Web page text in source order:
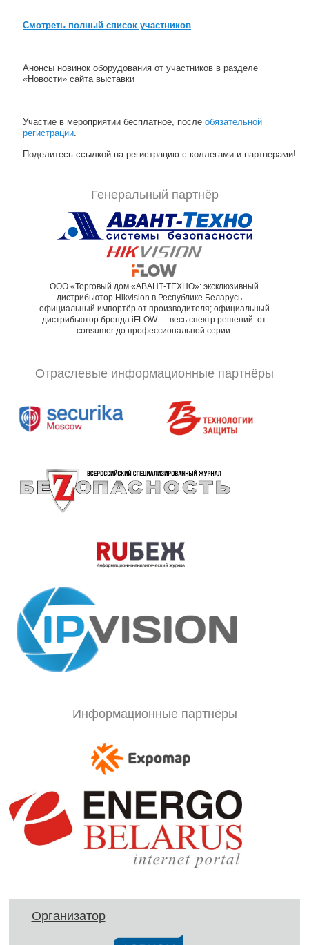
Смотреть полный список участников
Анонсы новинок оборудования от участников в разделе
«Новости» сайта выставки
Участие в мероприятии бесплатное, после обязательной
регистрации
Поделитесь ссылкой на регистрацию с коллегами и партнерами!
Генеральный партнёр
ООО «Торговый дом «АВАНТ-ТЕХНО»: эксклюзивный
дистрибьютор Hikvision в Республике Беларусь —
официальный импортёр от производителя; официальный
дистрибьютор бренда iFLOW — весь спектр решений: от
consumer до профессиональной серии.
Отраслевые информационные партнёры
Информационные партнёры
Организатор